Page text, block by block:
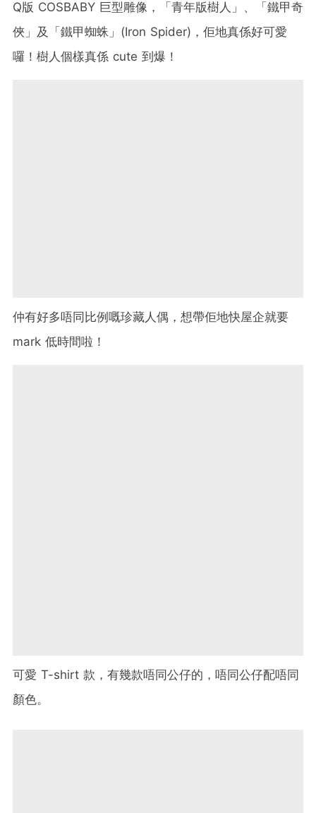
Q版 COSBABY 巨型雕像，「青年版樹人」、「鐵甲奇
俠」及「鐵甲蜘蛛」(Iron Spider)，佢地真係好可愛
囉！樹人個樣真係 cute 到爆！
仲有好多唔同比例嘅珍藏人偶，想帶佢地快屋企就要
mark 低時間啦！
可愛 T-shirt 款，有幾款唔同公仔的，唔同公仔配唔同
顏色。